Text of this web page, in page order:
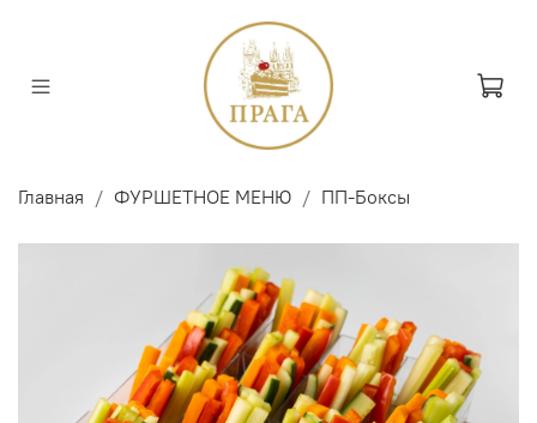
Главная ФУРШЕТНОЕ МЕНЮ ПП-Боксы